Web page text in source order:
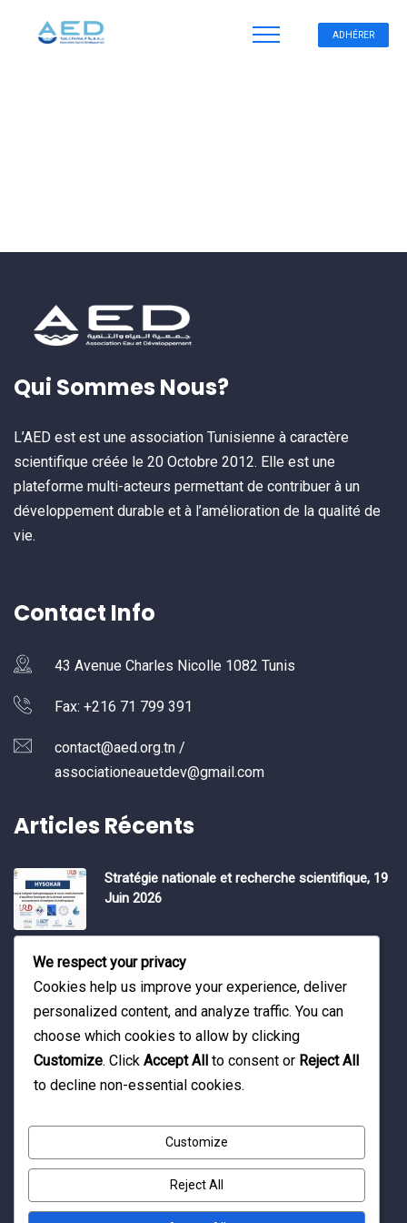
ADHÉRER
Qui Sommes Nous?
L’AED est est une association Tunisienne à caractère
scientifique créée le 20 Octobre 2012. Elle est une
plateforme multi-acteurs permettant de contribuer à un
développement durable et à l’amélioration de la qualité de
vie.
Contact Info
43 Avenue Charles Nicolle 1082 Tunis
Fax: +216 71 799 391
contact@aed.org.tn /
associationeauetdev@gmail.com
Articles Récents
Stratégie nationale et recherche scientifique, 19
Juin 2026
Water Expo 2026, 5,6 et 7 Mai 2026
Workshop on “INTEGRATED GROUNDWATER
MODELLING, 13-16 April 2026.
© Copyright 2016 Association Eau et Développement.
By Pixelia.
We respect your privacy
Cookies help us improve your experience, deliver
personalized content, and analyze traffic. You can
choose which cookies to allow by clicking
Customize. Click Accept All to consent or Reject All
to decline non-essential cookies.
Customize
Reject All